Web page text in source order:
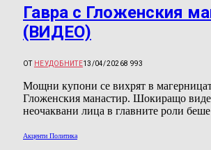
Гавра с Гложенския
(ВИДЕО)
ОТ НЕУДОБНИТЕ13/04/20268 993
Мощни купони се вихрят в
Гложенския манастир. Шокиращо
неочаквани лица в главните роли
Акценти Политика